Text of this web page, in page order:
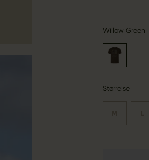
Willow Green
Størrelse